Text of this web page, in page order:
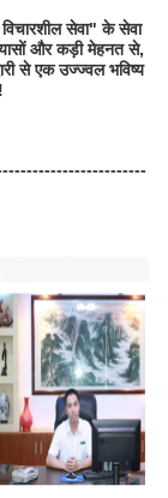
सेवा" के सेवा
और कड़ी मेहनत से,
से एक उज्ज्वल भविष्य